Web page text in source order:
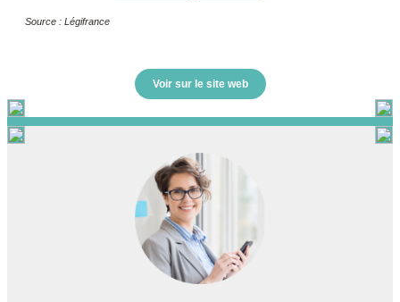
Source : Légifrance
Voir sur le site web